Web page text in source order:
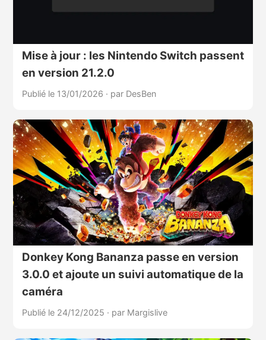
Mise à jour : les Nintendo Switch passent
en version 21.2.0
Publié le 13/01/2026 · par DesBen
Donkey Kong Bananza passe en version
3.0.0 et ajoute un suivi automatique de la
caméra
Publié le 24/12/2025 · par Margislive